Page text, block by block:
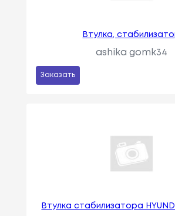
Втулка,
ashika gomk34
Заказать
Втулка стабилизатора